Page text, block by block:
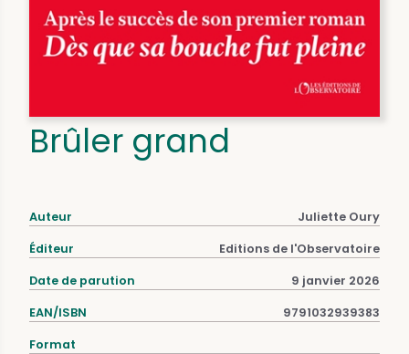
Brûler grand
Auteur Juliette Oury
Éditeur Editions de l'Observatoire
Date de parution 9 janvier 2026
EAN/ISBN 9791032939383
Format